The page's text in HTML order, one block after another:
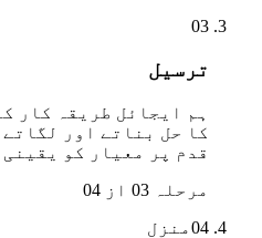
03
ترسیل
ہم ایجائل طریقہ کار
کا حل بناتے اور
قدم پر معیار کو یقینی
مرحلہ 03 از 04
04منزل